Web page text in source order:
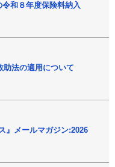
和８年度保険料納入
助法の適用について
』メールマガジン:2026